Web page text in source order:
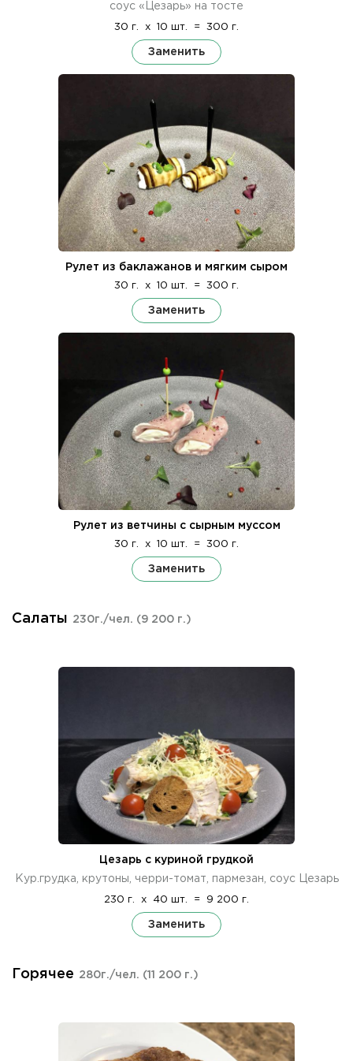
соус «Цезарь» на тосте
30 г. x 10 шт. = 300 г.
Заменить
Рулет из баклажанов и мягким сыром
30 г. x 10 шт. = 300 г.
Заменить
Рулет из ветчины с сырным муссом
30 г. x 10 шт. = 300 г.
Заменить
Салаты 230г./чел. (9 200 г.)
Цезарь с куриной грудкой
Кур.грудка, крутоны, черри-томат, пармезан, соус Цезарь
230 г. x 40 шт. = 9 200 г.
Заменить
Горячее 280г./чел. (11 200 г.)